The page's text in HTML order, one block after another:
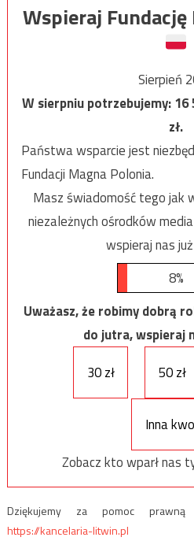
Wspieraj
Sierpień
W sierpniu potrzebujemy:16
zł.
Państwa wsparcie jest
Fundacji Magna Polonia.
Masz świadomość tego jak
niezależnych ośrodków
wspieraj nas
8%
Uważasz, że robimy dobrą
do jutra, wspieraj
30 zł
50 zł
Inna
Zobacz kto wparł nas
Dziękujemy za pomoc prawną
https://kancelaria-litwin.pl